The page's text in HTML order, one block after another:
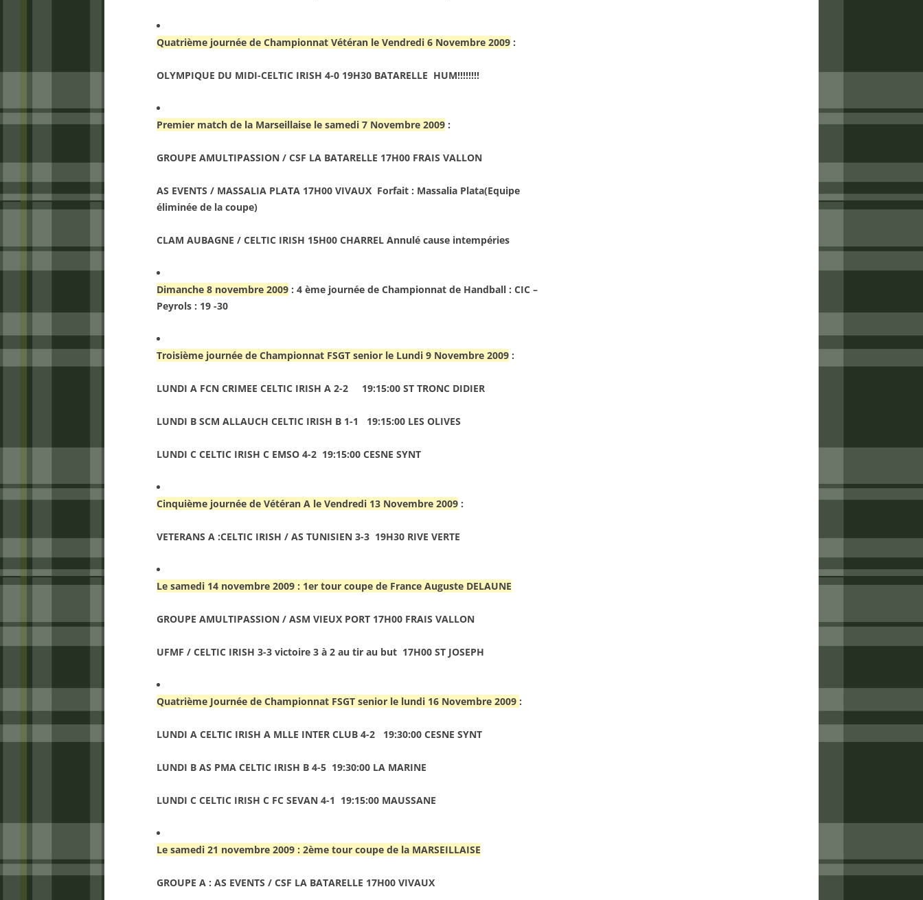
Quatrième journée de Championnat Vétéran le Vendredi 6 Novembre 2009 :
OLYMPIQUE DU MIDI-CELTIC IRISH 4-0 19H30 BATARELLE HUM!!!!!!!!
Premier match de la Marseillaise le samedi 7 Novembre 2009 :
GROUPE AMULTIPASSION / CSF LA BATARELLE 17H00 FRAIS VALLON
AS EVENTS / MASSALIA PLATA 17H00 VIVAUX Forfait : Massalia Plata(Equipe
éliminée de la coupe)
CLAM AUBAGNE / CELTIC IRISH 15H00 CHARREL Annulé cause intempéries
Dimanche 8 novembre 2009 : 4 ème journée de Championnat de Handball : CIC –
Peyrols : 19 -30
Troisième journée de Championnat FSGT senior le Lundi 9 Novembre 2009 :
LUNDI A FCN CRIMEE CELTIC IRISH A 2-2 19:15:00 ST TRONC DIDIER
LUNDI B SCM ALLAUCH CELTIC IRISH B 1-1 19:15:00 LES OLIVES
LUNDI C CELTIC IRISH C EMSO 4-2 19:15:00 CESNE SYNT
Cinquième journée de Vétéran A le Vendredi 13 Novembre 2009 :
VETERANS A :CELTIC IRISH / AS TUNISIEN 3-3 19H30 RIVE VERTE
Le samedi 14 novembre 2009 : 1er tour coupe de France Auguste DELAUNE
GROUPE AMULTIPASSION / ASM VIEUX PORT 17H00 FRAIS VALLON
UFMF / CELTIC IRISH 3-3 victoire 3 à 2 au tir au but 17H00 ST JOSEPH
Quatrième Journée de Championnat FSGT senior le lundi 16 Novembre 2009 :
LUNDI A CELTIC IRISH A MLLE INTER CLUB 4-2 19:30:00 CESNE SYNT
LUNDI B AS PMA CELTIC IRISH B 4-5 19:30:00 LA MARINE
LUNDI C CELTIC IRISH C FC SEVAN 4-1 19:15:00 MAUSSANE
Le samedi 21 novembre 2009 : 2ème tour coupe de la MARSEILLAISE
GROUPE A : AS EVENTS / CSF LA BATARELLE 17H00 VIVAUX